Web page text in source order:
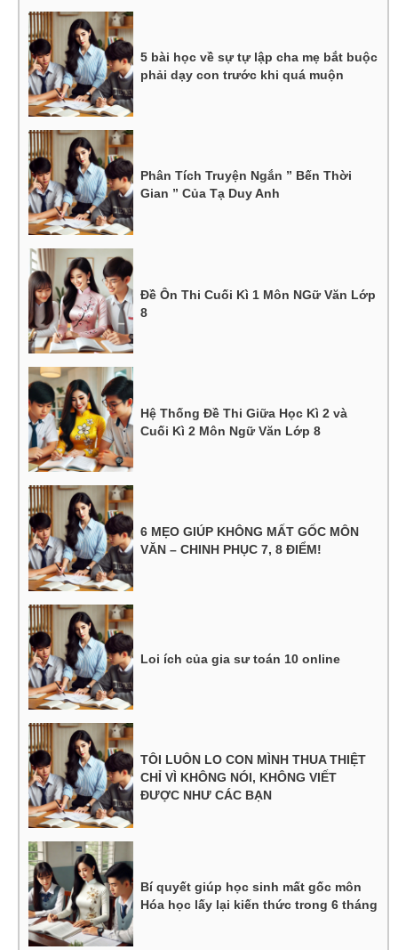
5 bài học về sự tự lập cha mẹ bắt buộc
phải dạy con trước khi quá muộn
Phân Tích Truyện Ngắn ” Bến Thời
Gian ” Của Tạ Duy Anh
Đề Ôn Thi Cuối Kì 1 Môn NGữ Văn Lớp
8
Hệ Thống Đề Thi Giữa Học Kì 2 và
Cuối Kì 2 Môn Ngữ Văn Lớp 8
6 MẸO GIÚP KHÔNG MẤT GỐC MÔN
VĂN – CHINH PHỤC 7, 8 ĐIỂM!
Loi ích của gia sư toán 10 online
TÔI LUÔN LO CON MÌNH THUA THIỆT
CHỈ VÌ KHÔNG NÓI, KHÔNG VIẾT
ĐƯỢC NHƯ CÁC BẠN
Bí quyết giúp học sinh mất gốc môn
Hóa học lấy lại kiến thức trong 6 tháng